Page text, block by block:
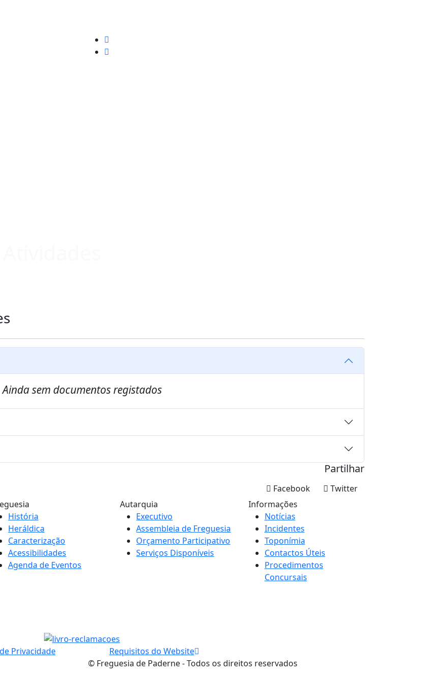
Ainda sem documentos registados
Partilhar
Twitter
Facebook
História
Heráldica
Caracterização
Acessibilidades
Agenda de Eventos
Autarquia
Executivo
Assembleia de Freguesia
Orçamento Participativo
Serviços Disponíveis
Informações
Notícias
Incidentes
Toponímia
Contactos Úteis
Procedimentos
Concursais
Privacidade
Requisitos do Website
© Freguesia de Paderne - Todos os direitos reservados